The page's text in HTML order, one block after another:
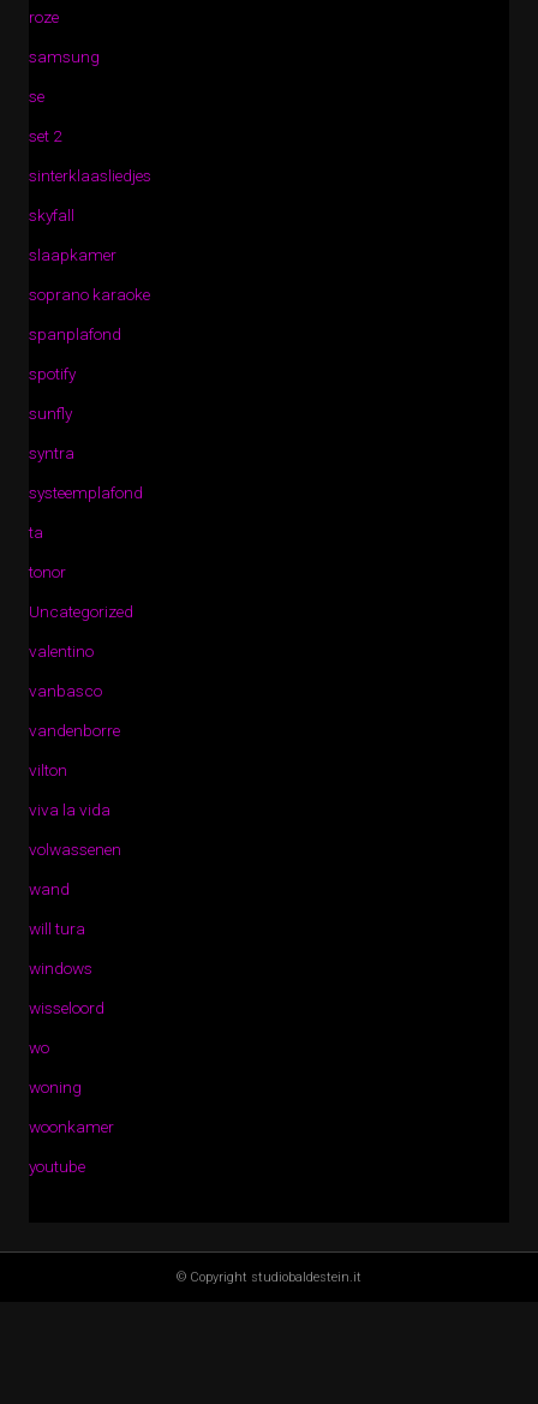
roze
samsung
se
set 2
sinterklaasliedjes
skyfall
slaapkamer
soprano karaoke
spanplafond
spotify
sunfly
syntra
systeemplafond
ta
tonor
Uncategorized
valentino
vanbasco
vandenborre
vilton
viva la vida
volwassenen
wand
will tura
windows
wisseloord
wo
woning
woonkamer
youtube
© Copyright studiobaldestein.it